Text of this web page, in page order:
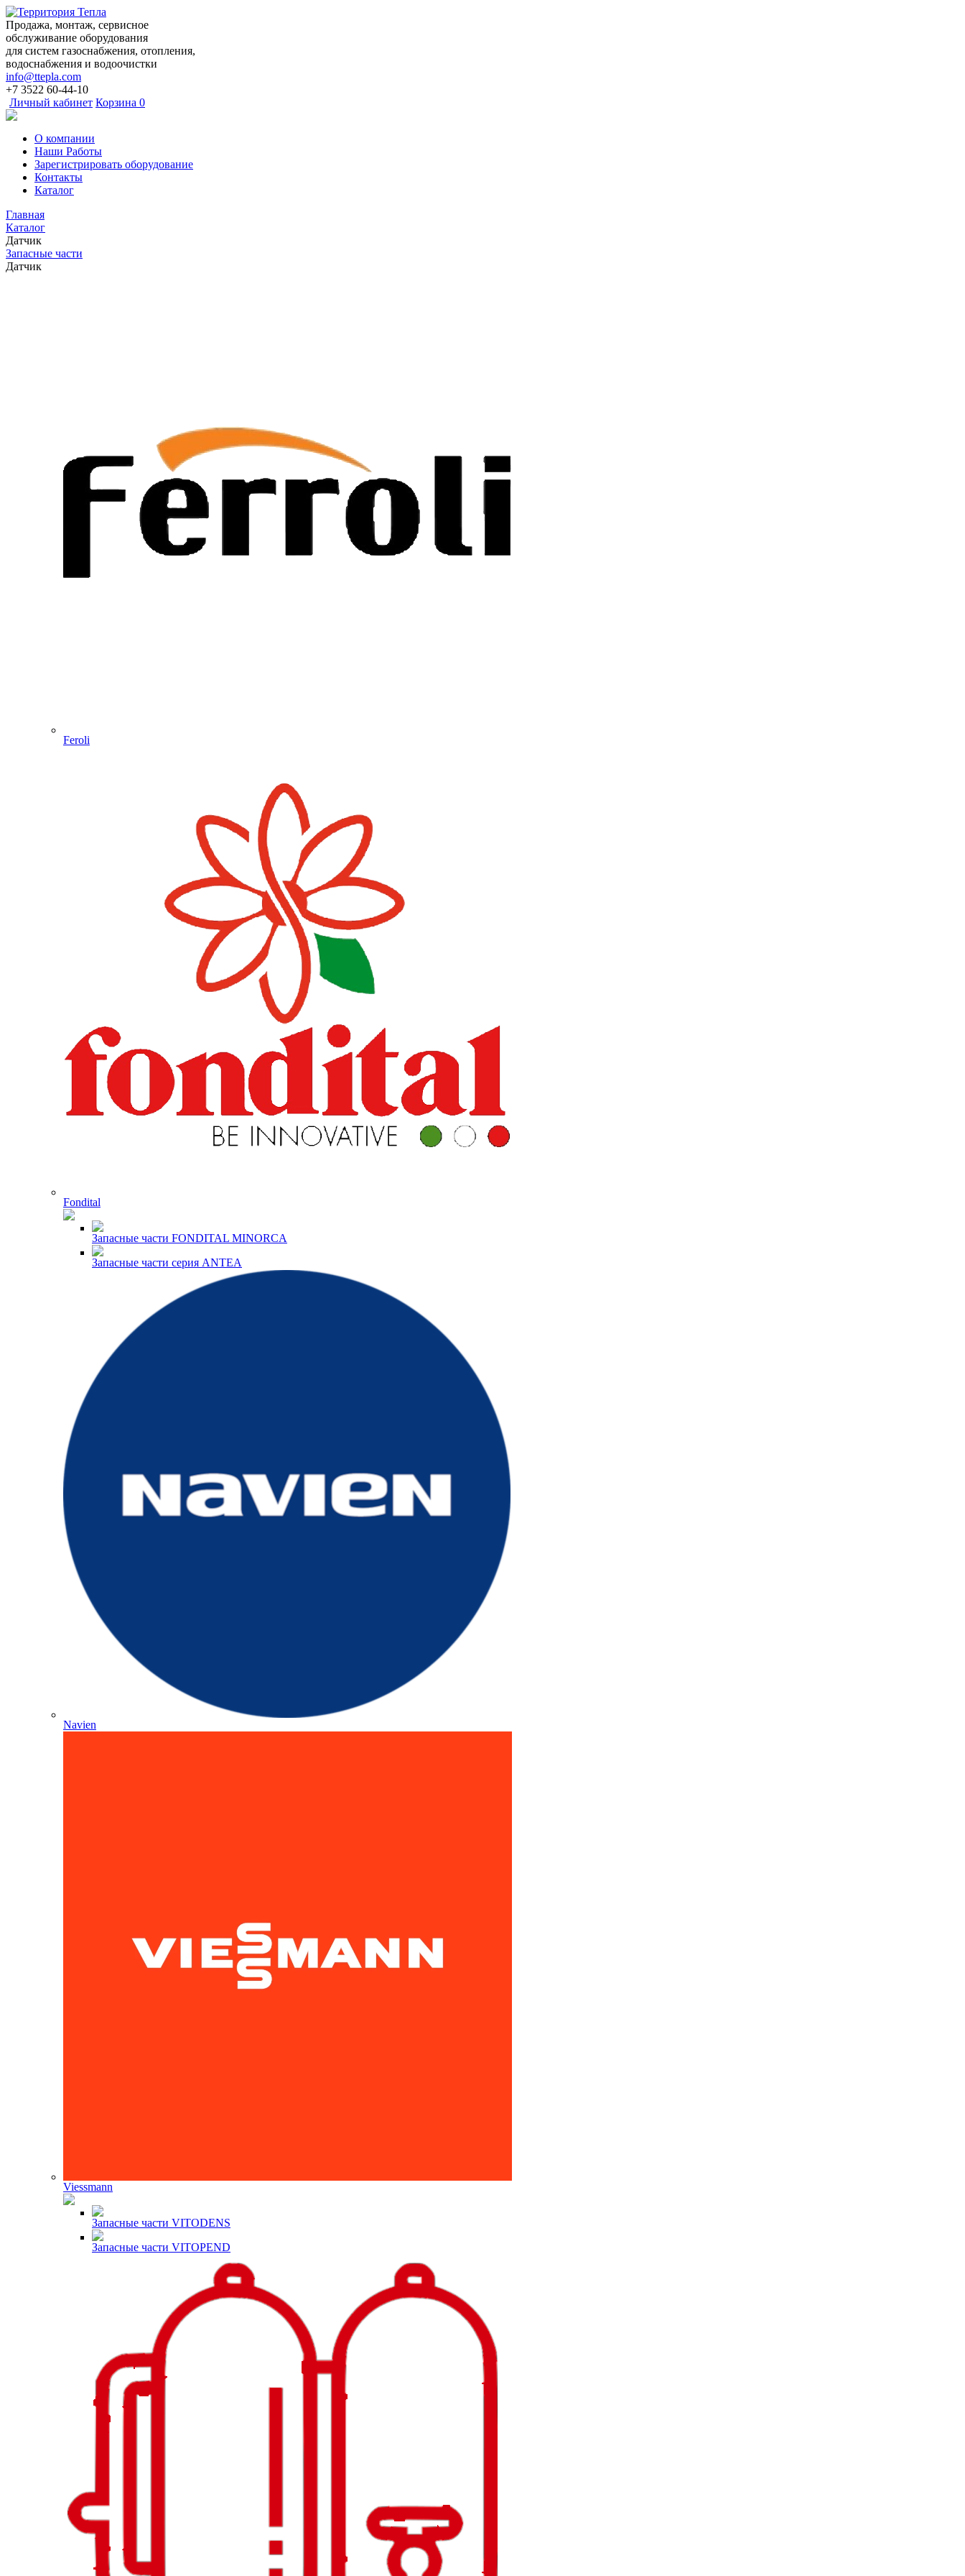
Продажа, монтаж, сервисное
обслуживание оборудования
для систем газоснабжения, отопления,
водоснабжения и водоочистки
info@ttepla.com
+7 3522 60-44-10
Личный кабинет Корзина 0
О компании
Наши Работы
Зарегистрировать оборудование
Контакты
Каталог
Главная
Каталог
Датчик
Запасные части
Датчик
Feroli
Fondital
Запасные части FONDITAL MINORCA
Запасные части серия ANTEA
Navien
Viessmann
Запасные части VITODENS
Запасные части VITOPEND